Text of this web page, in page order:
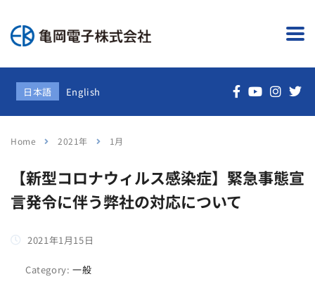
日本語 English
Home 2021年 1月
【新型コロナウィルス感染症】緊急事態宣
言発令に伴う弊社の対応について
2021年1月15日
Category: 一般